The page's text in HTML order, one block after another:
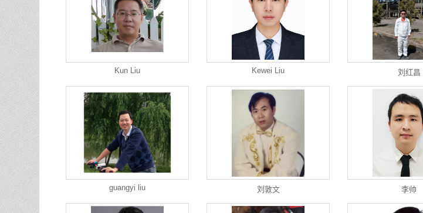
Kun Liu Kewei Liu 刘红昌
guangyi liu 刘敦文 李帅